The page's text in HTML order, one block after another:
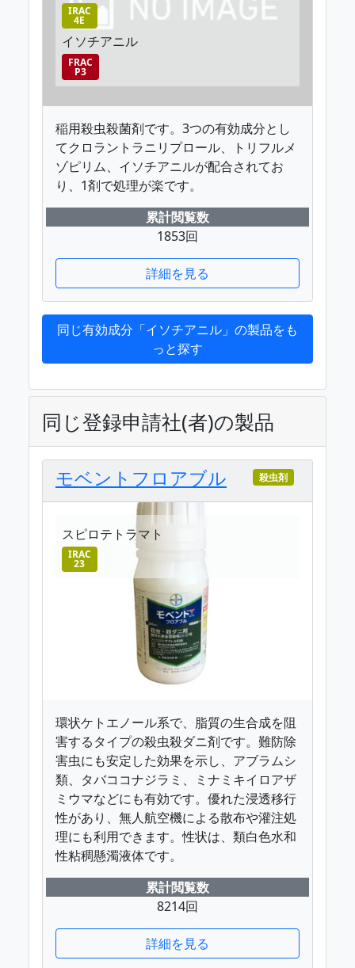
IRAC
4E
イソチアニル
FRAC
P3
稲用殺虫殺菌剤です。3つの有効成分とし
てクロラントラニリプロール、トリフルメ
ゾピリム、イソチアニルが配合されてお
り、1剤で処理が楽です。
累計閲覧数
1853回
詳細を見る
同じ有効成分「イソチアニル」の製品をも
っと探す
同じ登録申請社(者)の製品
モベントフロアブル 殺虫剤
スピロテトラマト
IRAC
23
環状ケトエノール系で、脂質の生合成を阻
害するタイプの殺虫殺ダニ剤です。難防除
害虫にも安定した効果を示し、アブラムシ
類、タバココナジラミ、ミナミキイロアザ
ミウマなどにも有効です。優れた浸透移行
性があり、無人航空機による散布や灌注処
理にも利用できます。性状は、類白色水和
性粘稠懸濁液体です。
累計閲覧数
8214回
詳細を見る